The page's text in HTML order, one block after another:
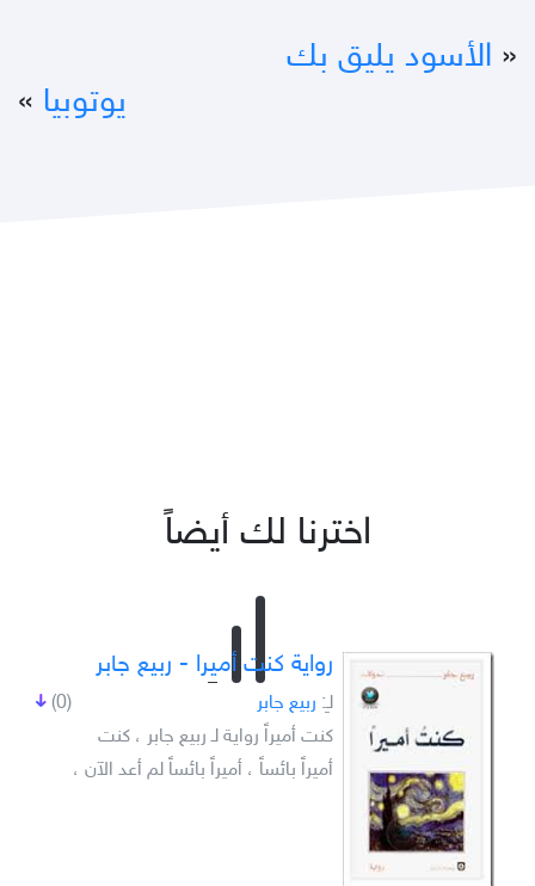
« الأسود يليق بك
يوتوبيا »
اخترنا لك أيضاً
رواية كنت أميرا - ربيع جابر
(0) لـِ: ربيع جابر
كنت أميراً رواية لـ ربيع جابر ، كنت
أميراً بائساً ، أميراً بائساً لم أعد الآن ،